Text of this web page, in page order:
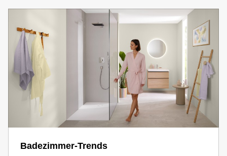
Badezimmer-Trends